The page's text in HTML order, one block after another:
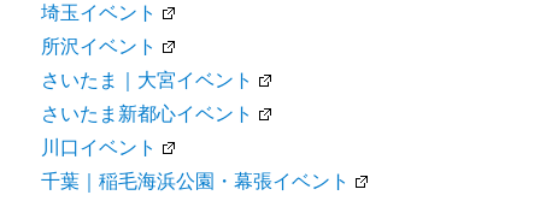
埼玉イベント
所沢イベント
さいたま｜大宮イベント
さいたま新都心イベント
川口イベント
千葉｜稲毛海浜公園・幕張イベント